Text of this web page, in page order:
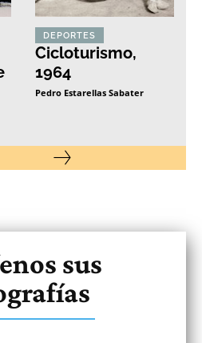
DEPORTES
Cicloturismo,
1964
Pedro Estarellas Sabater
sus